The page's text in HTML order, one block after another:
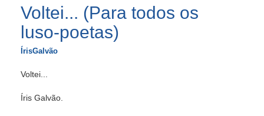
Voltei... (Para todos os
luso-poetas)
ÍrisGalvão
Voltei...
Íris Galvão.